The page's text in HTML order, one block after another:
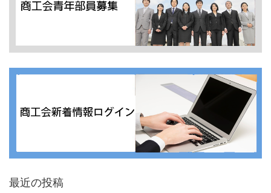
最近の投稿